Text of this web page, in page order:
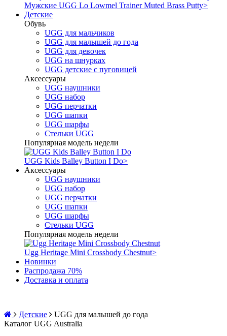
Мужские UGG Lo Lowmel Trainer Muted Brass Putty>
Детские
Обувь
UGG для мальчиков
UGG для малышей до года
UGG для девочек
UGG на шнурках
UGG детские с пуговицей
Аксессуары
UGG наушники
UGG набор
UGG перчатки
UGG шапки
UGG шарфы
Стельки UGG
Популярная модель недели
UGG Kids Balley Button I Do>
Аксессуары
UGG наушники
UGG набор
UGG перчатки
UGG шапки
UGG шарфы
Стельки UGG
Популярная модель недели
Ugg Heritage Mini Crossbody Chestnut>
Новинки
Распродажа 70%
Доставка и оплата
Детские
UGG для малышей до года
Каталог UGG Australia